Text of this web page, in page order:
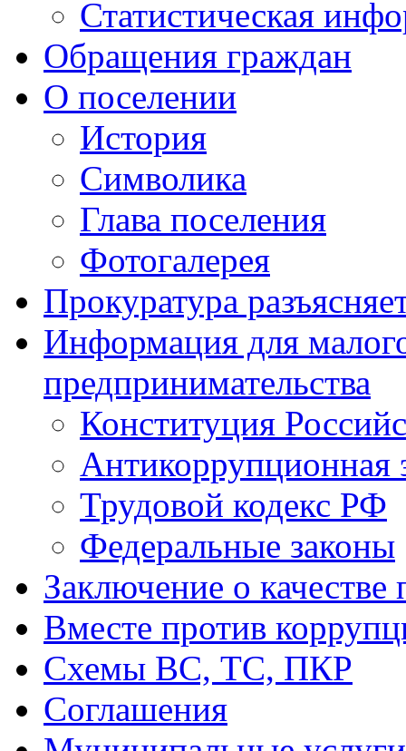
Статистическая
Обращения граждан
О поселении
История
Символика
Глава поселения
Фотогалерея
Прокуратура
Информация для
предпринимательства
Конституция
Антикоррупционная
Трудовой кодекс РФ
Федеральные законы
Заключение о качестве
Вместе против
Схемы ВС, ТС, ПКР
Соглашения